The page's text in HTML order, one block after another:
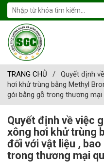
TRANG CHỦ /
Quyết định
hơi khử trùng bằng Methyl
gói bằng gỗ trong thương
Quyết định về việc
xông hơi khử trùng
đối với vật liệu ,
trong thương mại